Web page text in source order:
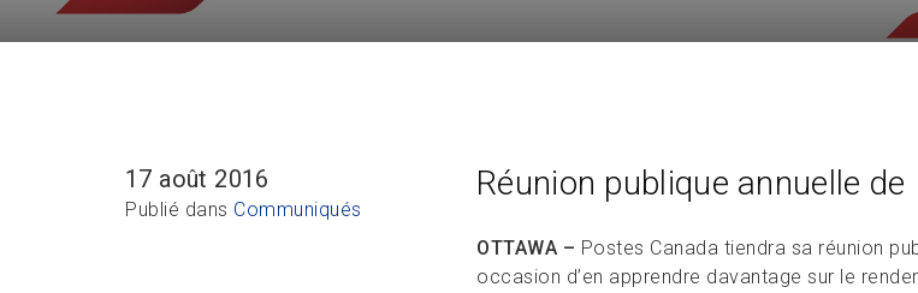
17 août 2016
Publié dans Communiqués
Réunion publique annuelle
OTTAWA – Postes Canada tiendra sa réunion
occasion d’en apprendre davantage sur le